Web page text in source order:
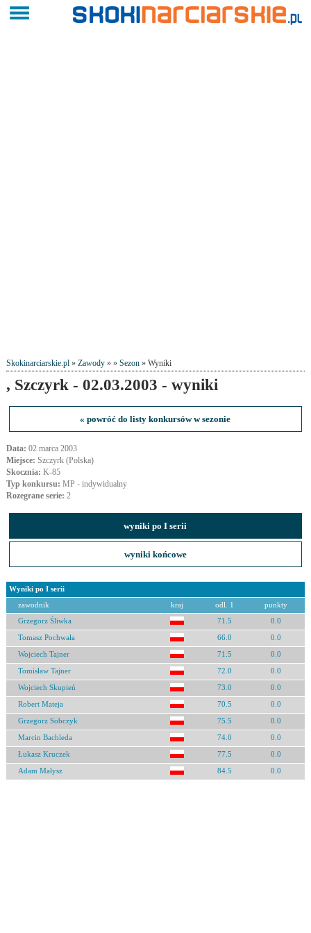
Skokinarciarskie.pl» Zawody» » Sezon » Wyniki
, Szczyrk - 02.03.2003 - wyniki
« powróć do listy konkursów w sezonie
Data: 02 marca 2003
Miejsce: Szczyrk (Polska)
Skocznia: K-85
Typ konkursu: MP - indywidualny
Rozegrane serie: 2
wyniki po I serii
wyniki końcowe
Wyniki po I serii
zawodnik kraj odl. 1 punkty
Grzegorz Śliwka 71.5 0.0
Tomasz Pochwała 66.0 0.0
Wojciech Tajner 71.5 0.0
Tomisław Tajner 72.0 0.0
Wojciech Skupień 73.0 0.0
Robert Mateja 70.5 0.0
Grzegorz Sobczyk 75.5 0.0
Marcin Bachleda 74.0 0.0
Łukasz Kruczek 77.5 0.0
Adam Małysz 84.5 0.0